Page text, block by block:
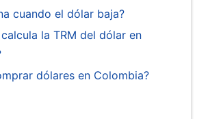
cuando el dólar baja?
la TRM del dólar en
dólares en Colombia?